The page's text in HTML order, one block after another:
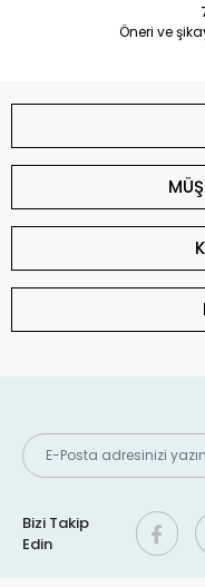
Öneri ve
Bizi Takip
Edin